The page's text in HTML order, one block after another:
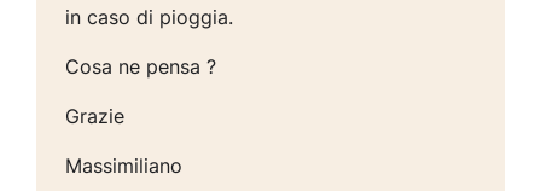
in caso di pioggia.
Cosa ne pensa ?
Grazie
Massimiliano